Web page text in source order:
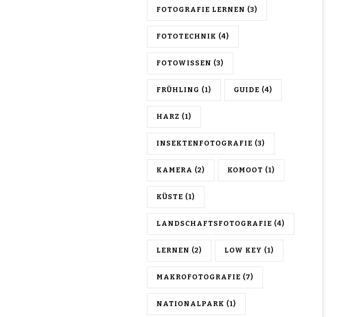
FOTOGRAFIE LERNEN (3)
FOTOTECHNIK (4)
FOTOWISSEN (3)
FRÜHLING (1) GUIDE (4)
HARZ (1)
INSEKTENFOTOGRAFIE (3)
KAMERA (2) KOMOOT (1)
KÜSTE (1)
LANDSCHAFTSFOTOGRAFIE (4)
LERNEN (2) LOW KEY (1)
MAKROFOTOGRAFIE (7)
NATIONALPARK (1)